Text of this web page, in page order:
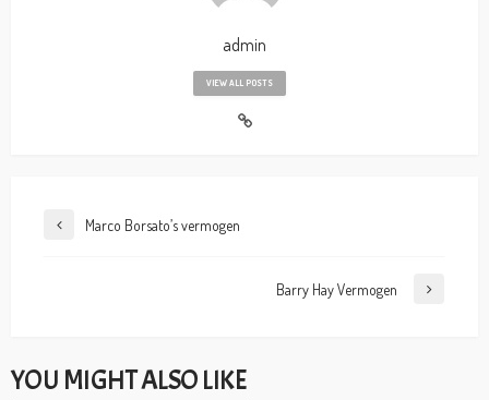
admin
VIEW ALL POSTS
Marco Borsato’s vermogen
Barry Hay Vermogen
YOU MIGHT ALSO LIKE